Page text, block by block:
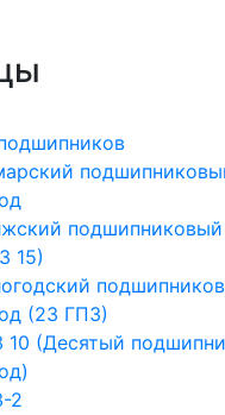
подшипниковый
15)
(23 ГПЗ)
10 (Десятый
2